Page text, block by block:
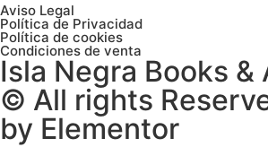
Aviso Legal
Política de Privacidad
Política de cookies
Condiciones de venta
Isla Negra Books
© All rights
by Elementor